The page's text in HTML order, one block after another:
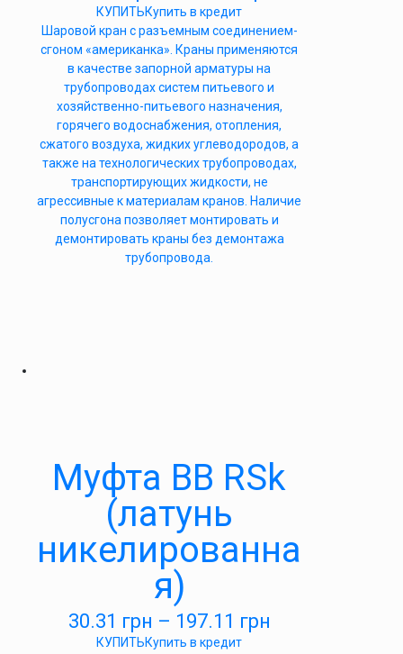
КУПИТЬКупить в кредит
Шаровой кран с разъемным соединением-
сгоном «американка». Краны применяются
в качестве запорной арматуры на
трубопроводах систем питьевого и
хозяйственно-питьевого назначения,
горячего водоснабжения, отопления,
сжатого воздуха, жидких углеводородов, а
также на технологических трубопроводах,
транспортирующих жидкости, не
агрессивные к материалам кранов. Наличие
полусгона позволяет монтировать и
демонтировать краны без демонтажа
трубопровода.
Муфта ВВ RSk
(латунь
никелированна
я)
30.31 грн – 197.11 грн
КУПИТЬКупить в кредит